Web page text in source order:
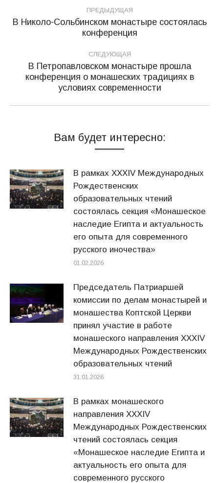
по
ПРЕДЫДУЩАЯ
Предыдущая
запись:
В Николо-Сольбинском монастыре состоялась
конференция
СЛЕДУЮЩАЯ
Следующая
запись:
В Петропавловском монастыре прошла
конференция о монашеских традициях в
условиях современности
Вам будет интересно:
В рамках XXXIV Международных
Рождественских
образовательных чтений
состоялась секция «Монашеское
наследие Египта и актуальность
его опыта для современного
русского иночества»
01.02.2026
Председатель Патриаршей
комиссии по делам монастырей и
монашества Коптской Церкви
принял участие в работе
монашеского направления XXXIV
Международных Рождественских
образовательных чтений
31.01.2026
В рамках монашеского
направления XXXIV
Международных Рождественских
чтений состоялась секция
«Монашеское наследие Египта и
актуальность его опыта для
современного русского